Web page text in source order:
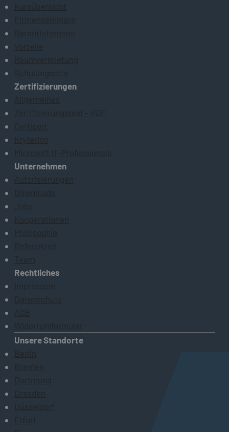
Kursübersicht
Firmenseminare
Garantietermine
Vorteile
Raumvermietung
Schulungsorte
Zertifizierungen
Allgemeines
Zertifizierungstest - VUE
Certiport
Kryterion
Microsoft IT-Professionals
Unternehmen
Autorisierungen
Downloads
Jobs
Kooperationen
Philosophie
Referenzen
Team
Rechtliches
Impressum
Datenschutz
AGB
Widerrufsformular
Unsere Standorte
Berlin
Bremen
Dortmund
Dresden
Düsseldorf
Erfurt